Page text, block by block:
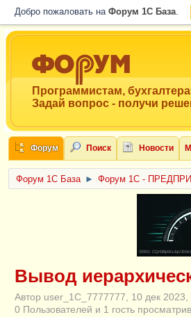
Добро пожаловать на Форум 1C База.
Программистам,
Задай вопрос - получи
Форум Поиск Новости
Форум 1C База ► Форум 1С -
ERID:
Вывод
Автор user_1C_7777777, 10 дек 2023,
0 Пользователей и 1 гость